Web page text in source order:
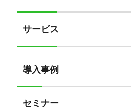
サービス
導入事例
セミナー